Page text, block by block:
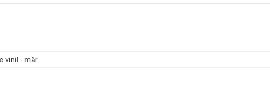
vinil - măr